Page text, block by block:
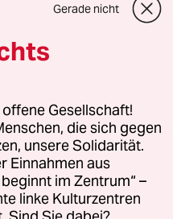
GmbH
Fragen oder für Genehmigungen
Kommune-Richtlinien
Impressum AGB
Gerade nicht
Gesellschaft!
die sich gegen
unsere Solidarität.
Einnahmen aus
im Zentrum“ –
linke Kulturzentren